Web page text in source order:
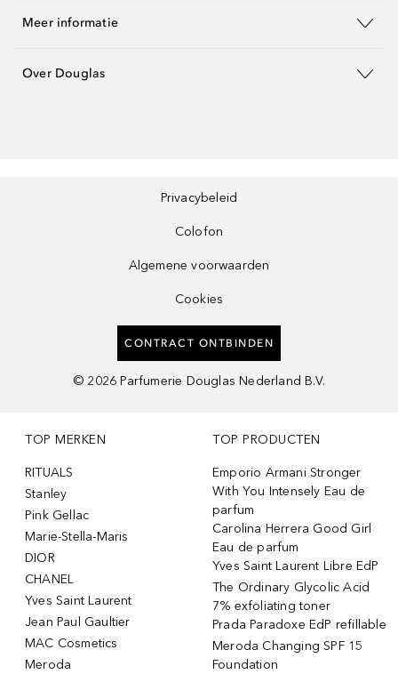
Meer informatie
Over Douglas
Privacybeleid
Colofon
Algemene voorwaarden
Cookies
CONTRACT ONTBINDEN
© 2026 Parfumerie Douglas Nederland B.V.
TOP MERKEN
RITUALS
Stanley
Pink Gellac
Marie-Stella-Maris
DIOR
CHANEL
Yves Saint Laurent
Jean Paul Gaultier
MAC Cosmetics
Meroda
TOP PRODUCTEN
Emporio Armani Stronger
With You Intensely Eau de
parfum
Carolina Herrera Good Girl
Eau de parfum
Yves Saint Laurent Libre EdP
The Ordinary Glycolic Acid
7% exfoliating toner
Prada Paradoxe EdP refillable
Meroda Changing SPF 15
Foundation